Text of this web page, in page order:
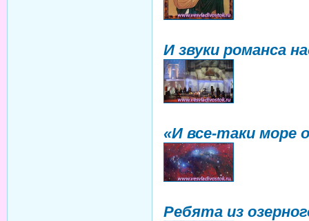
И звуки романса
«И все-таки море
Ребята из